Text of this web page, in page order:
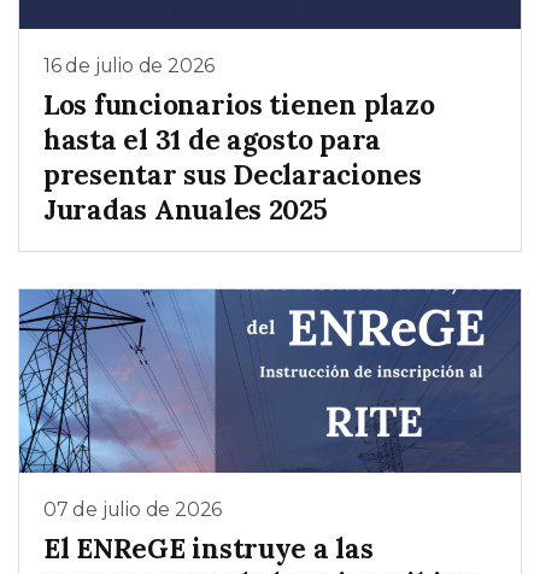
16 de julio de 2026
Los funcionarios tienen plazo
hasta el 31 de agosto para
presentar sus Declaraciones
Juradas Anuales 2025
07 de julio de 2026
El ENReGE instruye a las